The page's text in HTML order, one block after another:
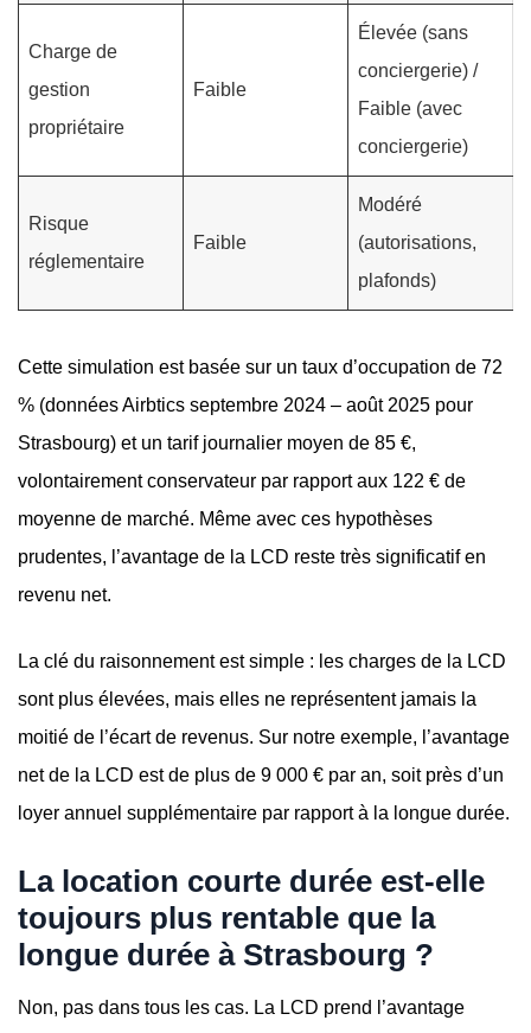
Charge de
gestion
propriétaire
Faible
Élevée (sans
conciergerie) /
Faible (avec
conciergerie)
Risque
réglementaire
Faible
Modéré
(autorisations,
plafonds)
Cette simulation est basée sur un taux d’occupation de 72
% (données Airbtics septembre 2024 – août 2025 pour
Strasbourg) et un tarif journalier moyen de 85 €,
volontairement conservateur par rapport aux 122 € de
moyenne de marché. Même avec ces hypothèses
prudentes, l’avantage de la LCD reste très significatif en
revenu net.
La clé du raisonnement est simple : les charges de la LCD
sont plus élevées, mais elles ne représentent jamais la
moitié de l’écart de revenus. Sur notre exemple, l’avantage
net de la LCD est de plus de 9 000 € par an, soit près d’un
loyer annuel supplémentaire par rapport à la longue durée.
La location courte durée est-elle
toujours plus rentable que la
longue durée à Strasbourg ?
Non, pas dans tous les cas. La LCD prend l’avantage